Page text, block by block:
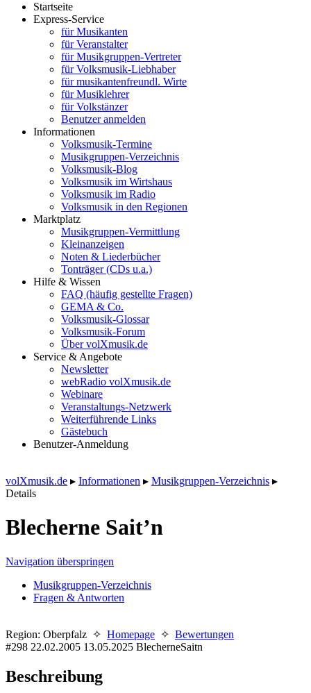
Startseite
Express-Service
für Musikanten
für Veranstalter
für Musikgruppen-Vertreter
für Volksmusik-Liebhaber
für musikantenfreundl. Wirte
für Musiklehrer
für Volkstänzer
Benutzer anmelden
Informationen
Volksmusik-Termine
Musikgruppen-Verzeichnis
Volksmusik-Blog
Volksmusik im Wirtshaus
Volksmusik im Radio
Volksmusik in den Regionen
Marktplatz
Musikgruppen-Vermittlung
Kleinanzeigen
Noten & Liederbücher
Tonträger (CDs u.a.)
Hilfe & Wissen
FAQ (häufig gestellte Fragen)
GEMA & Co.
Volksmusik-Glossar
Volksmusik-Forum
Über volXmusik.de
Service & Angebote
Newsletter
webRadio volXmusik.de
Webinare
Veranstaltungs-Netzwerk
Weiterführende Links
Gästebuch
Benutzer-Anmeldung
volXmusik.de ▸ Informationen ▸ Musikgruppen-Verzeichnis ▸
Details
Blecherne Sait’n
Navigation überspringen
Musikgruppen-Verzeichnis
Fragen & Antworten
Region: Oberpfalz ✧ Homepage ✧ Bewertungen
#298 22.02.2005 13.05.2025 BlecherneSaitn
Beschreibung